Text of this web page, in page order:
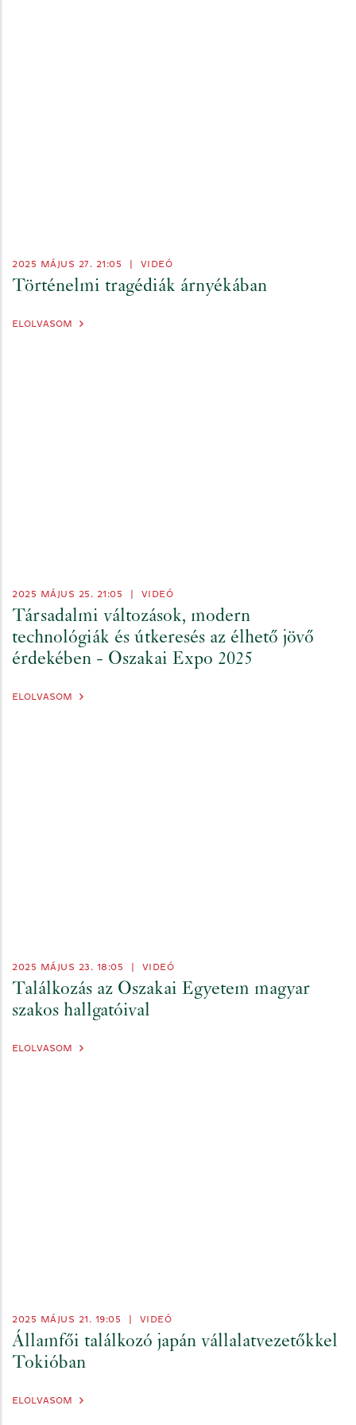
2025 MÁJUS 27. 21:05 VIDEÓ
Történelmi tragédiák árnyékában
ELOLVASOM
2025 MÁJUS 25. 21:05 VIDEÓ
Társadalmi változások, modern
technológiák és útkeresés az élhető jövő
érdekében - Oszakai Expo 2025
ELOLVASOM
2025 MÁJUS 23. 18:05 VIDEÓ
Találkozás az Oszakai Egyetem magyar
szakos hallgatóival
ELOLVASOM
2025 MÁJUS 21. 19:05 VIDEÓ
Államfői találkozó japán vállalatvezetőkkel
Tokióban
ELOLVASOM